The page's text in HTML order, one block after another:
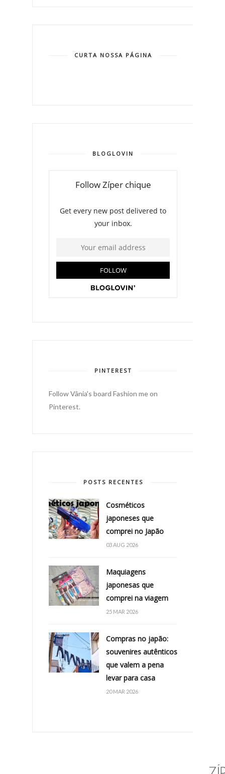
CURTA NOSSA PÁGINA
BLOGLOVIN
PINTEREST
Follow Vânia's board Fashion me on
Pinterest.
POSTS RECENTES
Cosméticos
japoneses que
comprei no Japão
03 AUG 2026
Maquiagens
japonesas que
comprei na viagem
25 MAR 2026
Compras no japão:
souvenires autênticos
que valem a pena
levar para casa
20 MAR 2026